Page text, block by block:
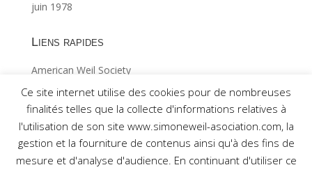
juin 1978
Liens rapides
American Weil Society
Index général ©Gabriël MAES 1/2
Index général ©Gabriël MAES 2/2
Ce site internet utilise des cookies pour de nombreuses
finalités telles que la collecte d'informations relatives à
l'utilisation de son site www.simoneweil-asociation.com, la
gestion et la fourniture de contenus ainsi qu'à des fins de
mesure et d'analyse d'audience. En continuant d'utiliser ce